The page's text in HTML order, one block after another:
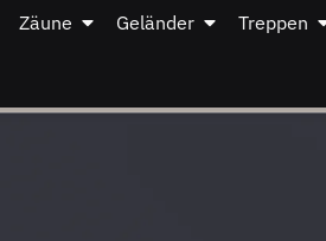
Zäune Geländer Treppen